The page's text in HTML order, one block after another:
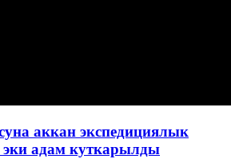
аккан экспедициялык
эки адам куткарылды